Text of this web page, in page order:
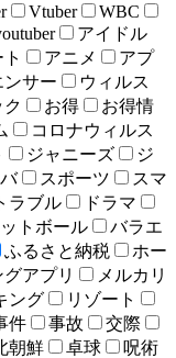
Vtuber
WBC
アイドル
アニメ
アプ
ンサー
ウィルス
お得
お得情
コロナウィルス
ジャニーズ
ジ
スポーツ
スマ
ラブル
ドラマ
トボール
バラエ
ふるさと納税
ホー
アプリ
メルカリ
ング
リゾート
件 事故
交際
朝鮮 卓球
呪術